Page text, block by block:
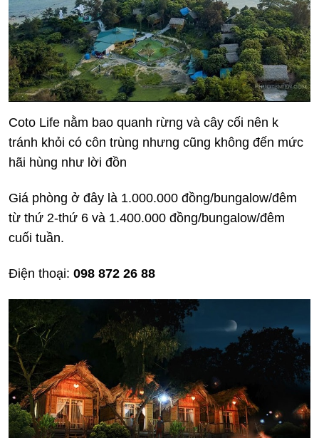
Coto Life nằm bao quanh rừng và cây cối nên k
tránh khỏi có côn trùng nhưng cũng không đến mức
hãi hùng như lời đồn
Giá phòng ở đây là 1.000.000 đồng/bungalow/đêm
từ thứ 2-thứ 6 và 1.400.000 đồng/bungalow/đêm
cuối tuần.
Điện thoại: 098 872 26 88